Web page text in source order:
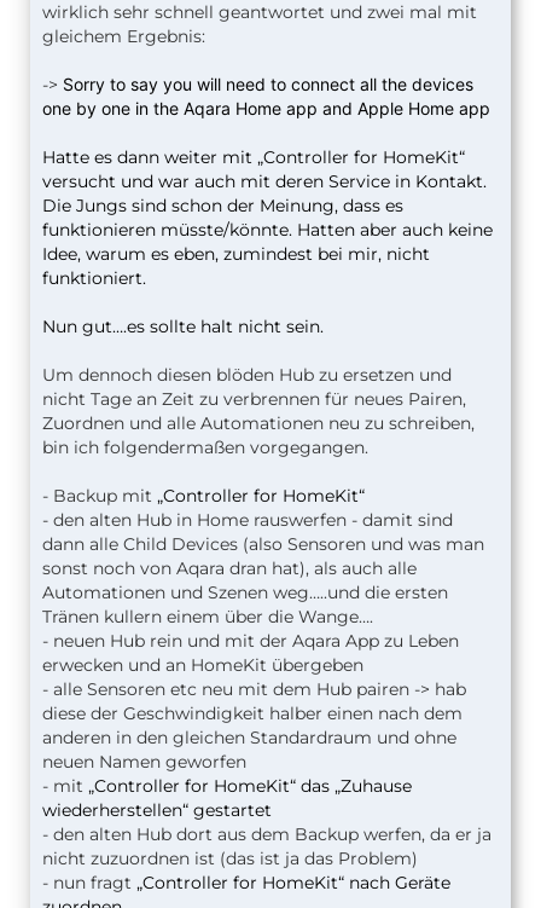
wirklich sehr schnell geantwortet und zwei mal mit
gleichem Ergebnis:
-> Sorry to say you will need to connect all the devices
one by one in the Aqara Home app and Apple Home app
Hatte es dann weiter mit „Controller for HomeKit“
versucht und war auch mit deren Service in Kontakt.
Die Jungs sind schon der Meinung, dass es
funktionieren müsste/könnte. Hatten aber auch keine
Idee, warum es eben, zumindest bei mir, nicht
funktioniert.
Nun gut….es sollte halt nicht sein.
Um dennoch diesen blöden Hub zu ersetzen und
nicht Tage an Zeit zu verbrennen für neues Pairen,
Zuordnen und alle Automationen neu zu schreiben,
bin ich folgendermaßen vorgegangen.
- Backup mit „Controller for HomeKit“
- den alten Hub in Home rauswerfen - damit sind
dann alle Child Devices (also Sensoren und was man
sonst noch von Aqara dran hat), als auch alle
Automationen und Szenen weg…..und die ersten
Tränen kullern einem über die Wange….
- neuen Hub rein und mit der Aqara App zu Leben
erwecken und an HomeKit übergeben
- alle Sensoren etc neu mit dem Hub pairen -> hab
diese der Geschwindigkeit halber einen nach dem
anderen in den gleichen Standardraum und ohne
neuen Namen geworfen
- mit „Controller for HomeKit“ das „Zuhause
wiederherstellen“ gestartet
- den alten Hub dort aus dem Backup werfen, da er ja
nicht zuzuordnen ist (das ist ja das Problem)
- nun fragt „Controller for HomeKit“ nach Geräte